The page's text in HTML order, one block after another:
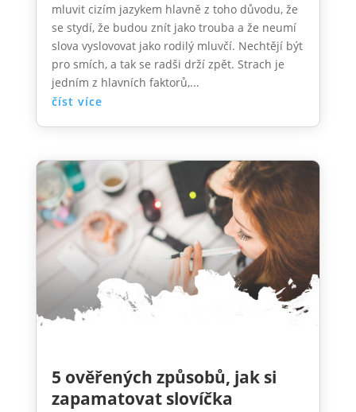
mluvit cizím jazykem hlavně z toho důvodu, že
se stydí, že budou znít jako trouba a že neumí
slova vyslovovat jako rodilý mluvčí. Nechtějí být
pro smích, a tak se radši drží zpět. Strach je
jedním z hlavních faktorů,...
číst více
5 ověřených způsobů, jak si
zapamatovat slovíčka